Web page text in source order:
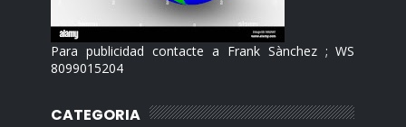
Para publicidad contacte a Frank Sànchez ; WS
8099015204
CATEGORIA